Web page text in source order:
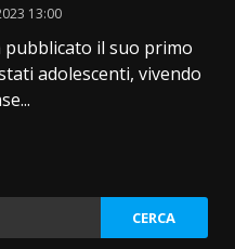
13:00
pubblicato il suo primo
adolescenti, vivendo